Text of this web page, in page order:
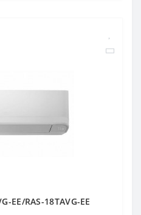
EE/RAS-18TAVG-EE